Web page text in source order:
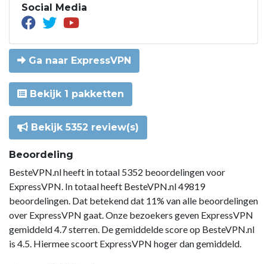
Social Media
Ga naar ExpressVPN
Bekijk 1 pakketten
Bekijk 5352 review(s)
Beoordeling
BesteVPN.nl heeft in totaal 5352 beoordelingen voor
ExpressVPN. In totaal heeft BesteVPN.nl 49819
beoordelingen. Dat betekend dat 11% van alle beoordelingen
over ExpressVPN gaat. Onze bezoekers geven ExpressVPN
gemiddeld 4.7 sterren. De gemiddelde score op BesteVPN.nl
is 4.5. Hiermee scoort ExpressVPN hoger dan gemiddeld.